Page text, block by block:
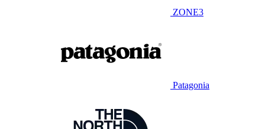
ZONE3
Patagonia